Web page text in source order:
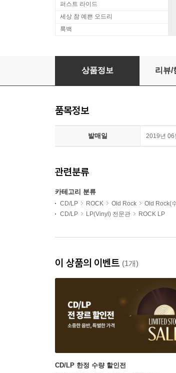
퍼스트 라이드
세상 참 예쁜 오드리
룩백
Eddie Cochran (에디 코크런) -
상품정보 리뷰/
품목정보
발매일 2019년 06
관련분류
카테고리 분류
CD/LP ROCK Old Rock
Old Rock(
CD/LP
LP(Vinyl) 전문관 ROCK LP
이 상품의 이벤트 (1개)
CD/LP 한정 수량 할인전